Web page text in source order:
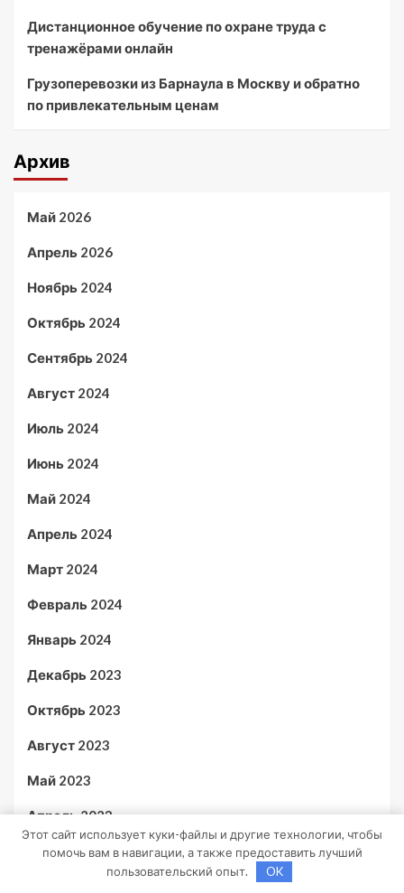
Дистанционное обучение по охране труда с
тренажёрами онлайн
Грузоперевозки из Барнаула в Москву и обратно
по привлекательным ценам
Архив
Май 2026
Апрель 2026
Ноябрь 2024
Октябрь 2024
Сентябрь 2024
Август 2024
Июль 2024
Июнь 2024
Май 2024
Апрель 2024
Март 2024
Февраль 2024
Январь 2024
Декабрь 2023
Октябрь 2023
Август 2023
Май 2023
Апрель 2023
Декабрь 2022
Этот сайт использует куки-файлы и другие технологии, чтобы
помочь вам в навигации, а также предоставить лучший
пользовательский опыт.
OK